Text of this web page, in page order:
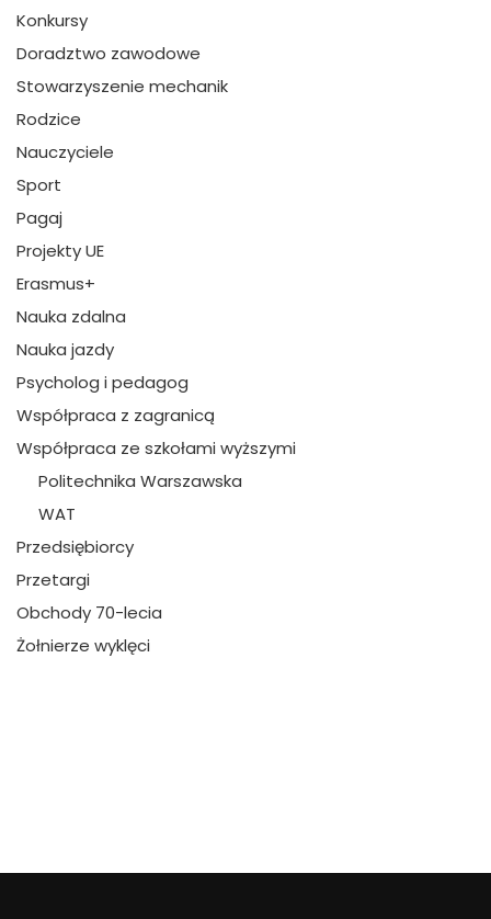
Konkursy
Doradztwo zawodowe
Stowarzyszenie mechanik
Rodzice
Nauczyciele
Sport
Pagaj
Projekty UE
Erasmus+
Nauka zdalna
Nauka jazdy
Psycholog i pedagog
Współpraca z zagranicą
Współpraca ze szkołami wyższymi
Politechnika Warszawska
WAT
Przedsiębiorcy
Przetargi
Obchody 70-lecia
Żołnierze wyklęci